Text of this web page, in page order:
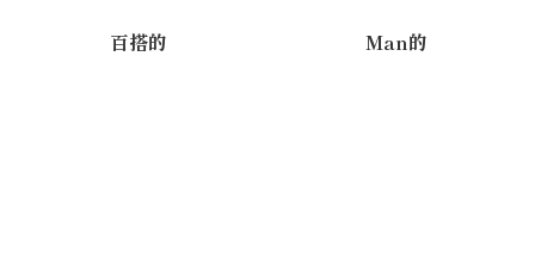
百搭的 Man的